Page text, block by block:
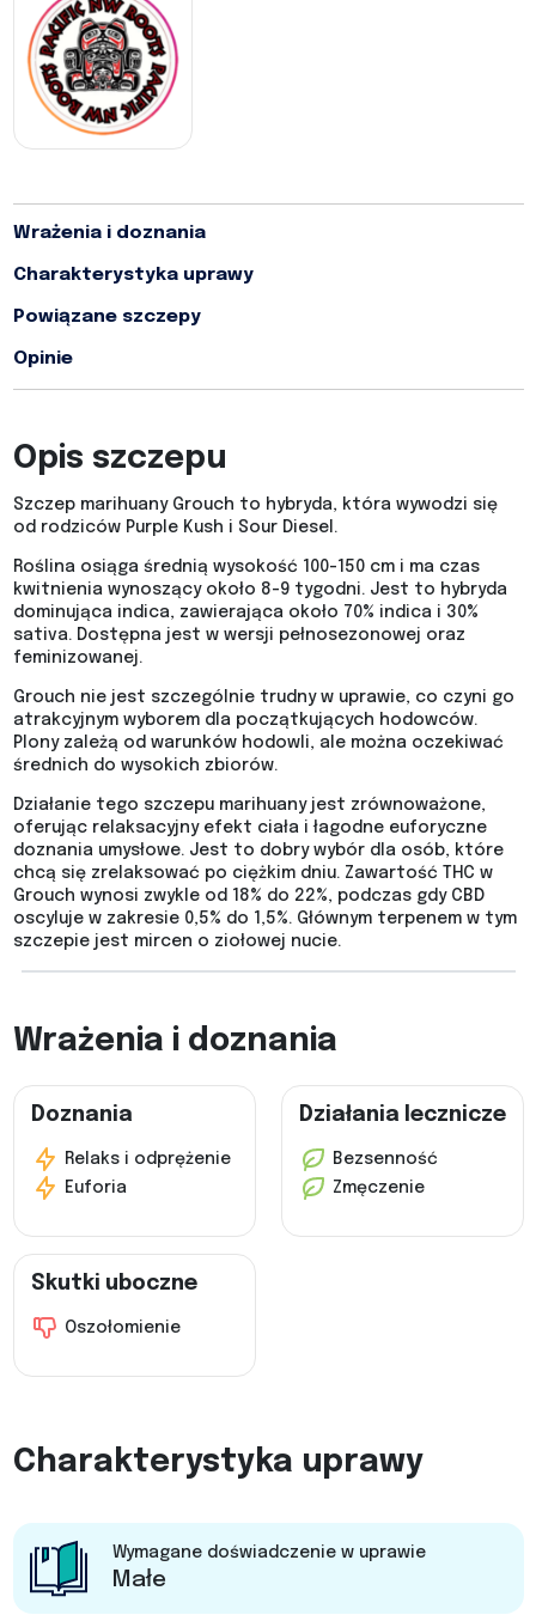
Wrażenia i doznania
Charakterystyka uprawy
Powiązane szczepy
Opinie
Opis szczepu
Szczep marihuany Grouch to hybryda, która wywodzi się
od rodziców Purple Kush i Sour Diesel.
Roślina osiąga średnią wysokość 100-150 cm i ma czas
kwitnienia wynoszący około 8-9 tygodni. Jest to hybryda
dominująca indica, zawierająca około 70% indica i 30%
sativa. Dostępna jest w wersji pełnosezonowej oraz
feminizowanej.
Grouch nie jest szczególnie trudny w uprawie, co czyni go
atrakcyjnym wyborem dla początkujących hodowców.
Plony zależą od warunków hodowli, ale można oczekiwać
średnich do wysokich zbiorów.
Działanie tego szczepu marihuany jest zrównoważone,
oferując relaksacyjny efekt ciała i łagodne euforyczne
doznania umysłowe. Jest to dobry wybór dla osób, które
chcą się zrelaksować po ciężkim dniu. Zawartość THC w
Grouch wynosi zwykle od 18% do 22%, podczas gdy CBD
oscyluje w zakresie 0,5% do 1,5%. Głównym terpenem w tym
szczepie jest mircen o ziołowej nucie.
Wrażenia i doznania
Doznania
Relaks i odprężenie
Euforia
Działania lecznicze
Bezsenność
Zmęczenie
Skutki uboczne
Oszołomienie
Charakterystyka uprawy
Wymagane doświadczenie w uprawie
Małe